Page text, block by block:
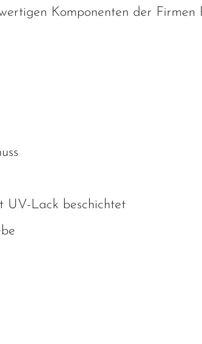
Komponenten der Firmen
UV-Lack beschichtet